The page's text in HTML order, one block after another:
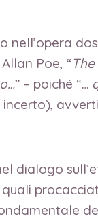
Poe, “
” – poiché “…
incerto),
dialogo